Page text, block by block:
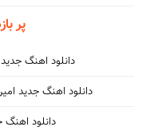
پر
دانلود اهنگ
دانلود اهنگ جدید
دانلود اهنگ